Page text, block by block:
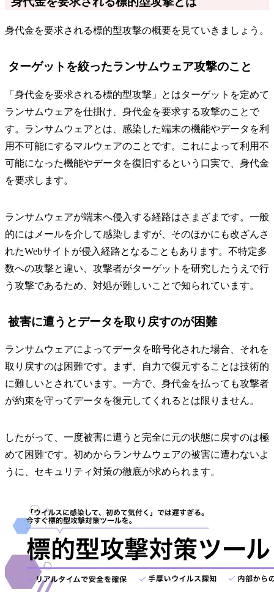
身代金を要求される標的型攻撃の概要を見ていきましょう。
ターゲットを絞ったランサムウェア攻撃のこと
「身代金を要求される標的型攻撃」とはターゲットを定めて
ランサムウェアを仕掛け、身代金を要求する攻撃のことで
す。ランサムウェアとは、感染した端末の機能やデータを利
用不可能にするマルウェアのことです。これによって利用不
可能になった機能やデータを復旧するという口実で、身代金
を要求します。
ランサムウェアが端末へ侵入する経路はさまざまです。一般
的にはメールを介して感染しますが、そのほかにも改ざんさ
れたWebサイトが侵入経路となることもあります。不特定多
数への攻撃と違い、攻撃者がターゲットを研究したうえで行
う攻撃であるため、対処が難しいことで知られています。
被害に遭うとデータを取り戻すのが困難
ランサムウェアによってデータを暗号化された場合、それを
取り戻すのは困難です。まず、自力で復元することは技術的
に難しいとされています。一方で、身代金を払っても攻撃者
が約束を守ってデータを復元してくれるとは限りません。
したがって、一度被害に遭うと完全に元の状態に戻すのは極
めて困難です。初めからランサムウェアの被害に遭わないよ
うに、セキュリティ対策の徹底が求められます。